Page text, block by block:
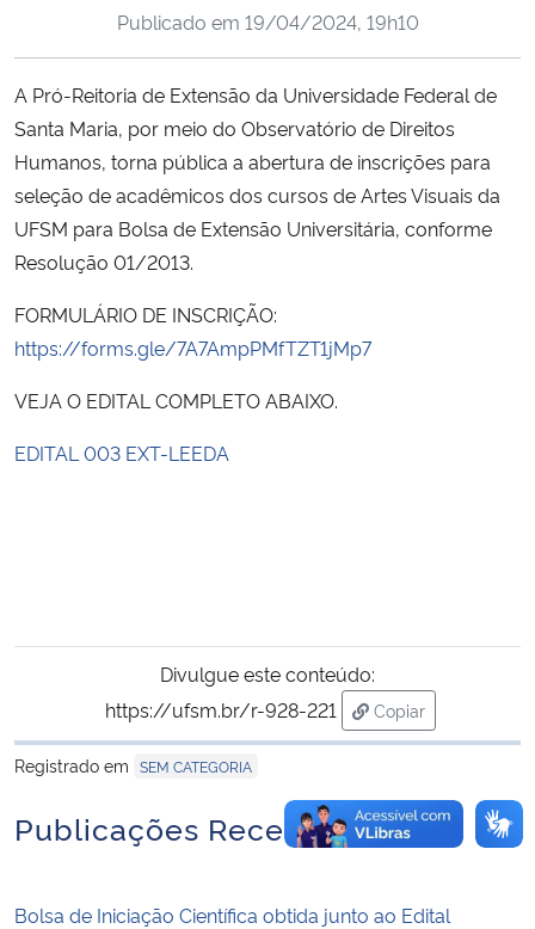
Ministério da Cidadania
Ministério de Minas e Energia
Ministério da Ciência, Tecnologia, Inovações e Comunicações
Ministério do Meio Ambiente
Ministério do Desenvolvimento Regional
Controladoria-Geral da União
Secretaria de Governo
Gabinete de Segurança Institucional
Advocacia-Geral da União
Banco Central do Brasil
Planalto
Publicado em 19/04/2024, 19h10
A Pró-Reitoria de Extensão da Universidade Federal de
Santa Maria, por meio do Observatório de Direitos
Humanos, torna pública a abertura de inscrições para
seleção de acadêmicos dos cursos de Artes Visuais da
UFSM para Bolsa de Extensão Universitária, conforme
Resolução 01/2013.
FORMULÁRIO DE INSCRIÇÃO:
https://forms.gle/7A7AmpPMfTZT1jMp7
VEJA O EDITAL COMPLETO ABAIXO.
EDITAL 003 EXT-LEEDA
Divulgue este conteúdo:
https://ufsm.br/r-928-221
Copiar
para área de
Registrado em SEM CATEGORIA
Publicações Recentes
Bolsa de Iniciação Científica obtida junto ao Edital